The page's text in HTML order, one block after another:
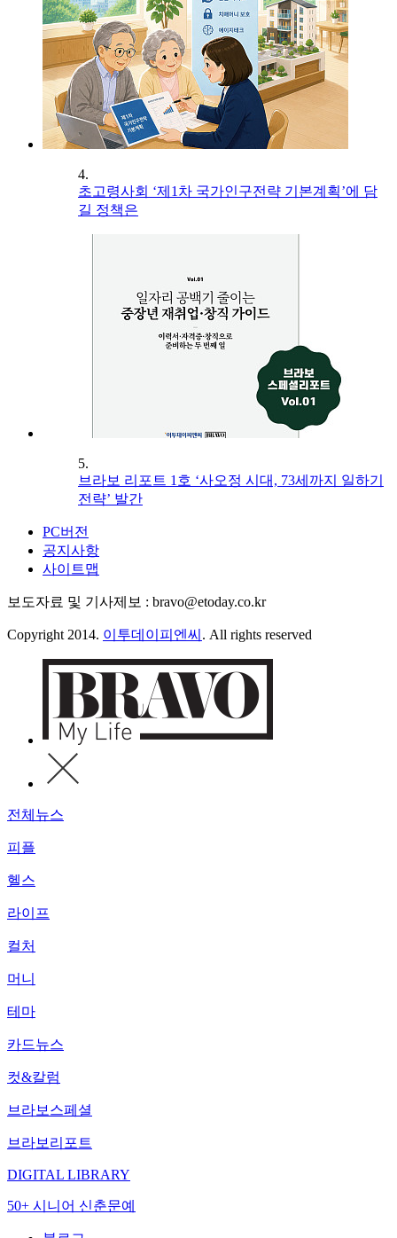
4.
초고령사회 ‘제1차 국가인구전략 기본계획’에 담
길 정책은
5.
브라보 리포트 1호 ‘사오정 시대, 73세까지 일하기
전략’ 발간
PC버전
공지사항
사이트맵
보도자료 및 기사제보 : bravo@etoday.co.kr
Copyright 2014. 이투데이피엔씨 . All rights reserved
전체뉴스
피플
헬스
라이프
컬처
머니
테마
카드뉴스
컷&칼럼
브라보스페셜
브라보리포트
DIGITAL LIBRARY
50+ 시니어 신춘문예